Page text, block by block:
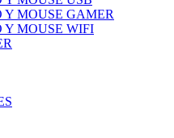
MOUSE GAMER
MOUSE WIFI